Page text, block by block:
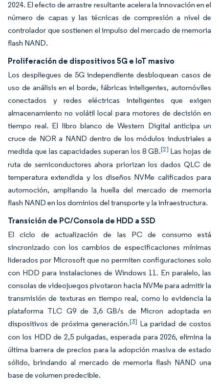
2024. El efecto de arrastre resultante acelera la innovación en el
número de capas y las técnicas de compresión a nivel de
controlador que sostienen el impulso del mercado de memoria
flash NAND.
Proliferación de dispositivos 5G e IoT masivo
Los despliegues de 5G independiente desbloquean casos de
uso de análisis en el borde, fábricas inteligentes, automóviles
conectados y redes eléctricas inteligentes que exigen
almacenamiento no volátil local para motores de decisión en
tiempo real. El libro blanco de Western Digital anticipa un
cruce de NOR a NAND dentro de los módulos industriales a
medida que las capacidades superan los 8 GB.[2] Las hojas de
ruta de semiconductores ahora priorizan los dados QLC de
temperatura extendida y los diseños NVMe calificados para
automoción, ampliando la huella del mercado de memoria
flash NAND en los dominios del transporte y la infraestructura.
Transición de PC/Consola de HDD a SSD
El ciclo de actualización de las PC de consumo está
sincronizado con los cambios de especificaciones mínimas
liderados por Microsoft que no permiten configuraciones solo
con HDD para instalaciones de Windows 11. En paralelo, las
consolas de videojuegos pivotaron hacia NVMe para admitir la
transmisión de texturas en tiempo real, como lo evidencia la
plataforma TLC G9 de 3,6 GB/s de Micron adoptada en
dispositivos de próxima generación.[3] La paridad de costos
con los HDD de 2,5 pulgadas, esperada para 2026, elimina la
última barrera de precios para la adopción masiva de estado
sólido, brindando al mercado de memoria flash NAND una
base de volumen predecible.